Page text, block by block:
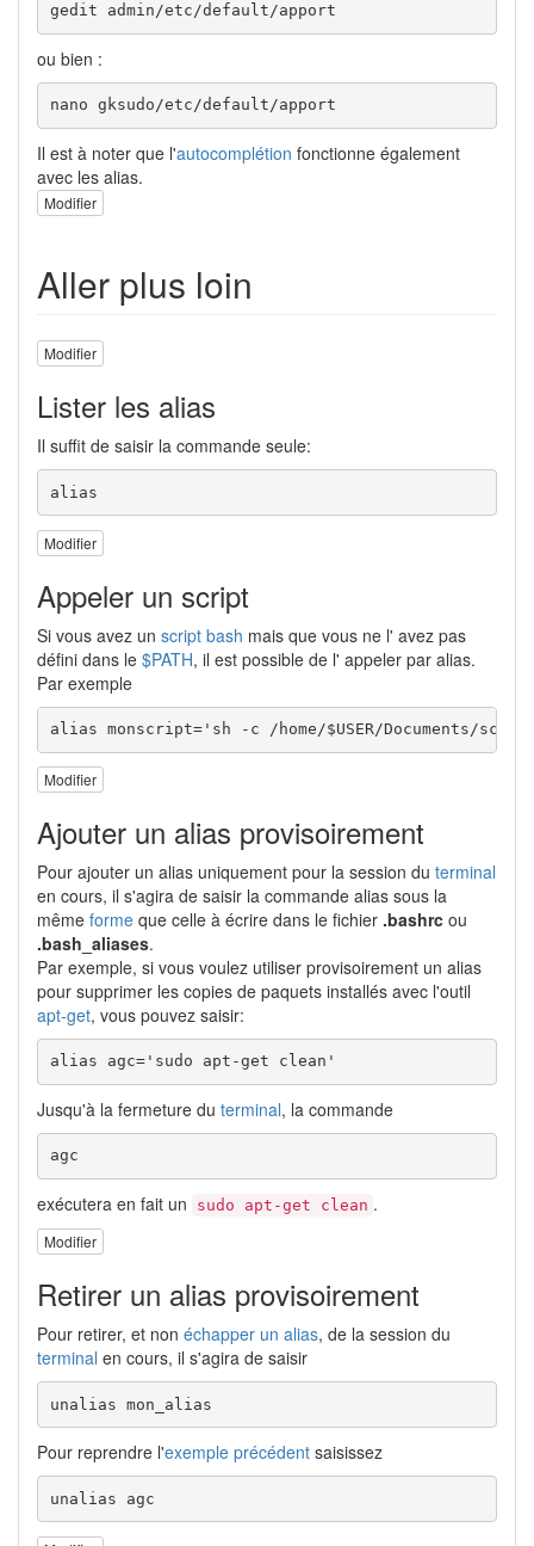
gedit admin/etc/default/apport
ou bien :
nano gksudo/etc/default/apport
Il est à noter que l'autocomplétion fonctionne également
avec les alias.
Modifier
Aller plus loin
Modifier
Lister les alias
Il suffit de saisir la commande seule:
alias
Modifier
Appeler un script
Si vous avez un script bash mais que vous ne l' avez pas
défini dans le $PATH, il est possible de l' appeler par alias.
Par exemple
alias monscript='sh -c /home/$USER/Documents/
Modifier
Ajouter un alias provisoirement
Pour ajouter un alias uniquement pour la session du terminal
en cours, il s'agira de saisir la commande alias sous la
même forme que celle à écrire dans le fichier .bashrc ou
.bash_aliases.
Par exemple, si vous voulez utiliser provisoirement un alias
pour supprimer les copies de paquets installés avec l'outil
apt-get, vous pouvez saisir:
alias agc='sudo apt-get clean'
Jusqu'à la fermeture du terminal, la commande
agc
exécutera en fait un sudo apt-get clean .
Modifier
Retirer un alias provisoirement
Pour retirer, et non échapper un alias, de la session du
terminal en cours, il s'agira de saisir
unalias mon_alias
Pour reprendre l'exemple précédent saisissez
unalias agc